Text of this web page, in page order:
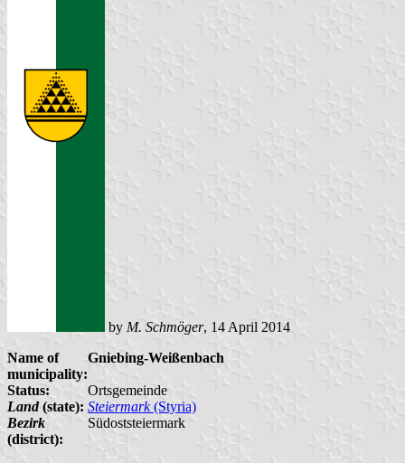
by M. Schmöger, 14 April 2014
Name of
municipality:
Gniebing-Weißenbach
Status:
Ortsgemeinde
Land(state): Steiermark(Styria)
Bezirk
(district):
Südoststeiermark